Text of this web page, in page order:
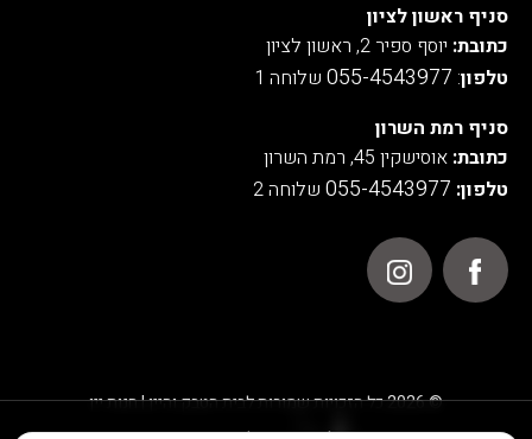
סניף ראשון לציון
כתובת: יוסף ספיר 2, ראשון לציון
טלפון:
055-4543977 שלוחה 1
סניף רמת השרון
כתובת: אוסישקין 45, רמת השרון
טלפון: 055-4543977 שלוחה 2
© 2026 כל הזכויות שמורות לבית הטבק והיין | חנות יין